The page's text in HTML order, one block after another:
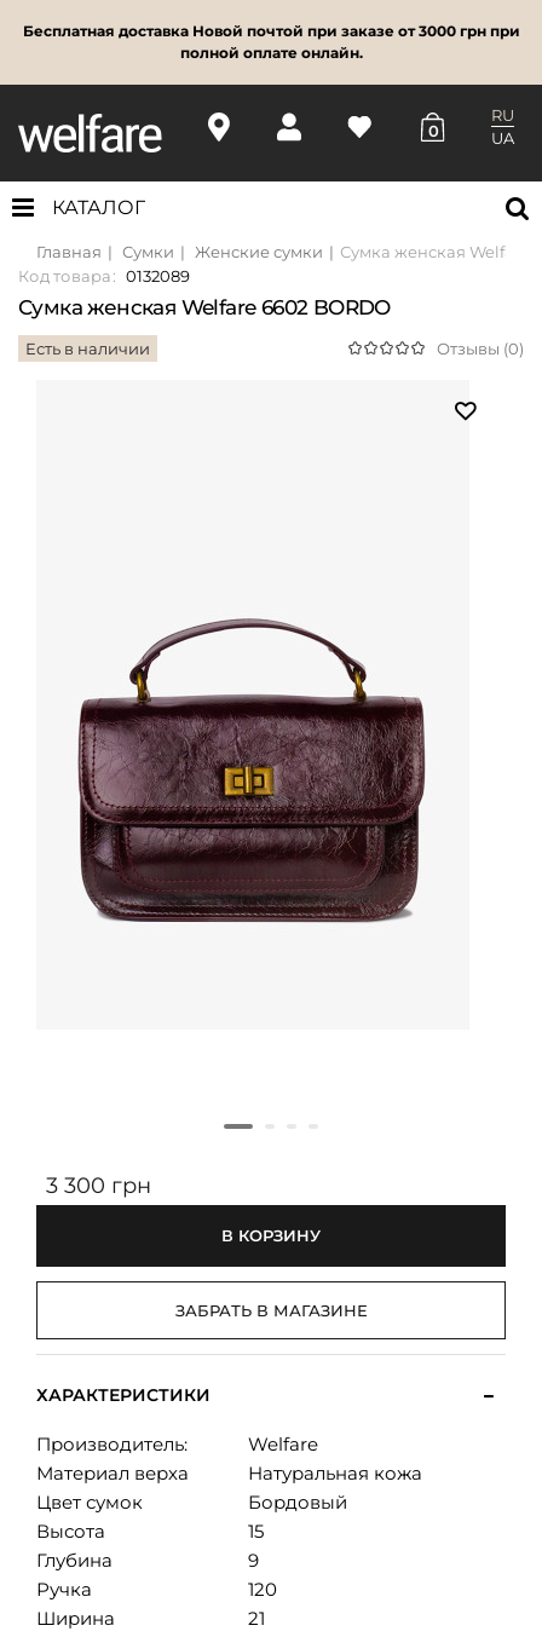
Бесплатная доставка Новой почтой при заказе от 3000 грн при
полной оплате онлайн.
0
RU
UA
КАТАЛОГ
Главная Сумки Женские сумки
Сумка женская Welfare
Код товара: 0132089
Сумка женская Welfare 6602 BORDO
Есть в наличии Отзывы (0)
3 300 грн
В КОРЗИНУ
ЗАБРАТЬ В МАГАЗИНЕ
ХАРАКТЕРИСТИКИ
Производитель:
Welfare
Материал верха
Натуральная кожа
Цвет сумок
Бордовый
Высота
15
Глубина
9
Ручка
120
Ширина
21